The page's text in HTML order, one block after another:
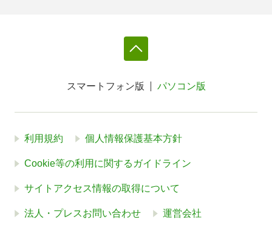
スマートフォン版 パソコン版
利用規約 個人情報保護基本方針
Cookie等の利用に関するガイドライン
サイトアクセス情報の取得について
法人・プレスお問い合わせ 運営会社